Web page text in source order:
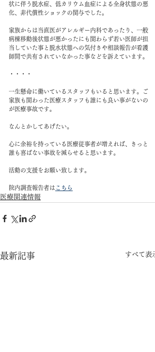
状に伴う脱水症、低カリウム血症による全身状態の悪
化、非代償性ショックの関与でした。
家族からは当直医がアレルギー内科であったり、一般
病棟移動後状態が悪かったにも関わらず若い医師が担
当していた事と脱水状態への気付きや相談報告が看護
師間で共有されていなかった事などを訴えています。
・・・・
一生懸命に働いているスタッフもいると思います。ご
家族も関わった医療スタッフも誰にも良い事がないの
が医療事故です。
なんとかしてあげたい。
心に余裕を持っている医療従事者が増えれば、きっと
誰も喜ばない事故を減らせると思います。
活動の支援をお願い致します。
院内調査報告者は こちら
医療関連情報
最新記事 すべて表示